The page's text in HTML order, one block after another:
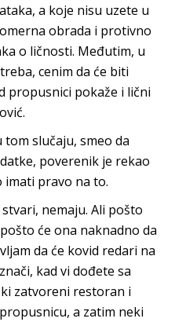
a koje nisu uzete u
obrada i protivno
o ličnosti. Međutim, u
cenim da će biti
propusnici pokaže i lični
slučaju, smeo da
poverenik je rekao
imati pravo na to.
nemaju. Ali pošto
će ona naknadno da
da će kovid redari na
kad vi dođete sa
zatvoreni restoran i
a zatim neki